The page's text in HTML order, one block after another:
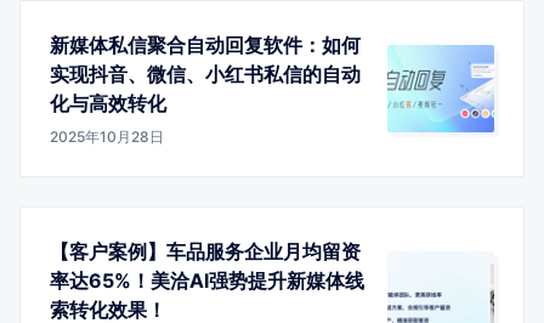
新媒体私信聚合自动回复软件：如何
实现抖音、微信、小红书私信的自动
化与高效转化
2025年10月28日
【客户案例】车品服务企业月均留资
率达65%！美洽AI强势提升新媒体线
索转化效果！